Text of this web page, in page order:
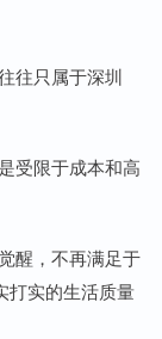
往只属于深圳
受限于成本和高
醒，不再满足于
打实的生活质量